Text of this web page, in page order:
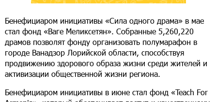
Бенефициаром инициативы «Сила одного драма» в мае
стал фонд «Ваге Меликсетян». Собранные 5,260,220
драмов позволят фонду организовать полумарафон в
городе Ванадзор Лорийской области, способствуя
продвижению здорового образа жизни среди жителей и
активизации общественной жизни региона.
Бенефициаром инициативы в июне стал фонд «Teach For